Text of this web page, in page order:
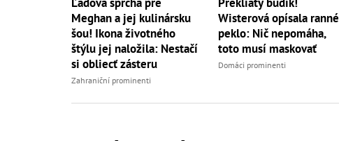
Meghan a jej kulinársku
šou! Ikona životného
štýlu jej naložila: Nestačí
si obliecť zásteru
Zahraniční prominenti
Wisterová opísala ranné
peklo: Nič nepomáha,
toto musí maskovať
Domáci prominenti